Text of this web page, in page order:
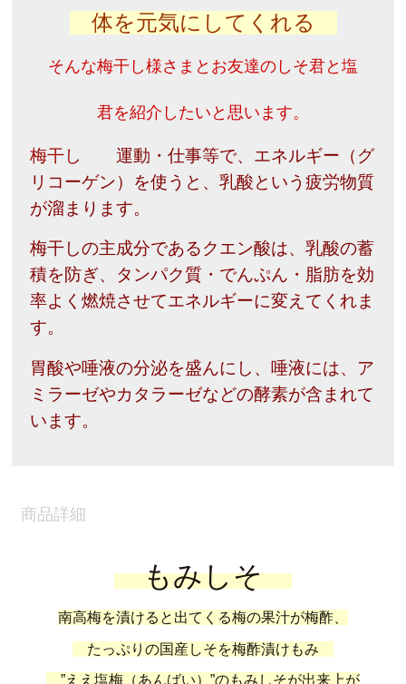
体を元気にしてくれる
そんな梅干し様さま とお友達の しそ君と 塩
君を紹介したいと思います。
梅干し
運動・仕事等で、エネルギー（グ
リコーゲン）を使うと、乳酸という疲労物質
が溜まります。
梅干しの主成分であるクエン酸は、乳酸の蓄
積を防ぎ、タンパク質・でんぷん・脂肪を効
率よく燃焼させてエネルギーに変えてくれま
す。
胃酸や唾液の分泌を盛んにし、唾液には、ア
ミラーゼやカタラーゼなどの酵素が含まれて
います。
商品詳細
もみしそ
南高梅を漬けると出てくる梅の果汁が梅酢、
たっぷりの国産しそを梅酢漬けもみ
”ええ塩梅（あんばい）”のもみしそが出来上が